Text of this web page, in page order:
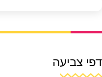
דפי צביעה